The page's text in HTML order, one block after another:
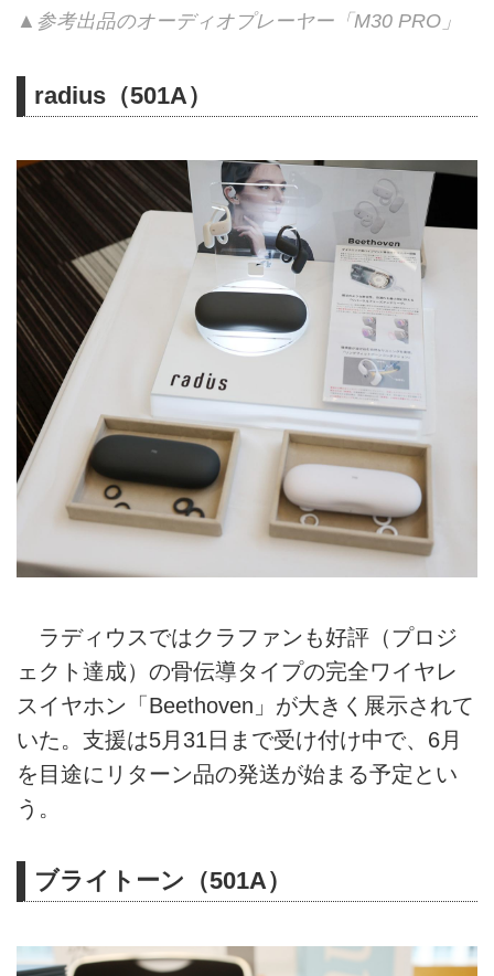
▲参考出品のオーディオプレーヤー「M30 PRO」
radius（501A）
ラディウスではクラファンも好評（プロジ
ェクト達成）の骨伝導タイプの完全ワイヤレ
スイヤホン「Beethoven」が大きく展示されて
いた。支援は5月31日まで受け付け中で、6月
を目途にリターン品の発送が始まる予定とい
う。
ブライトーン（501A）